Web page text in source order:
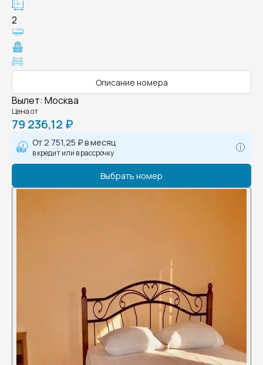
2
Описание номера
Вылет: Москва
Цена от
79 236,12 ₽
От2 751,25 ₽в месяц
в кредит или в рассрочку
Выбрать номер